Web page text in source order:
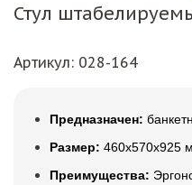
Стул
Артикул: 028-164
Предназначен:
Размер: 460х570х925
Преимущества: